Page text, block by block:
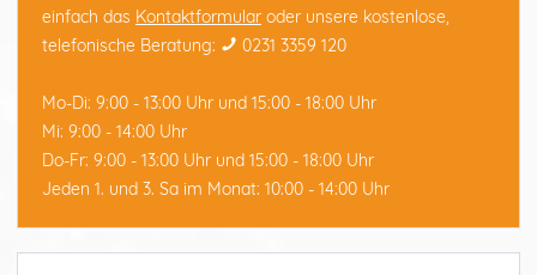
einfach das Kontaktformular oder unsere kostenlose,
telefonische Beratung:
0231 3359 120
Mo-Di: 9:00 - 13:00 Uhr und 15:00 - 18:00 Uhr
Mi: 9:00 - 14:00 Uhr
Do-Fr: 9:00 - 13:00 Uhr und 15:00 - 18:00 Uhr
Jeden 1. und 3. Sa im Monat: 10:00 - 14:00 Uhr